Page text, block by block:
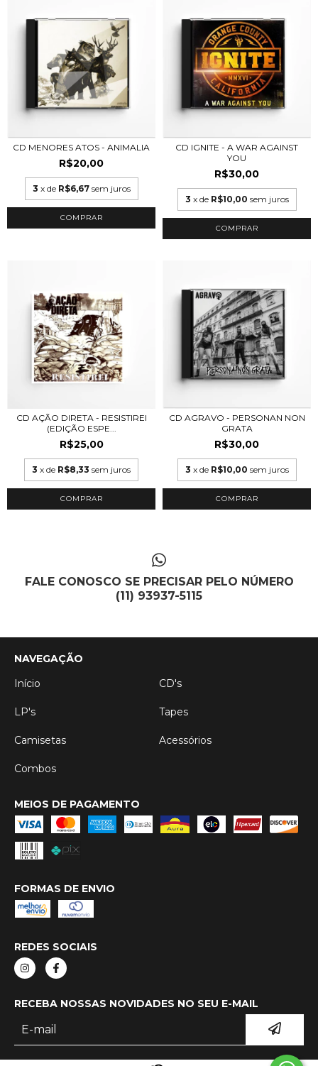
CD MENORES ATOS - ANIMALIA
R$20,00
3 x de R$6,67 sem juros
CD IGNITE - A WAR AGAINST
YOU
R$30,00
3 x de R$10,00 sem juros
CD AÇÃO DIRETA - RESISTIREI
(EDIÇÃO ESPE...
R$25,00
3 x de R$8,33 sem juros
CD AGRAVO - PERSONAN NON
GRATA
R$30,00
3 x de R$10,00 sem juros
FALE CONOSCO SE PRECISAR PELO NÚMERO
(11) 93937-5115
NAVEGAÇÃO
Início
CD's
LP's Tapes
Camisetas Acessórios
Combos
MEIOS DE PAGAMENTO
FORMAS DE ENVIO
REDES SOCIAIS
RECEBA NOSSAS NOVIDADES NO SEU E-MAIL